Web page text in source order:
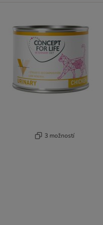
3 možností